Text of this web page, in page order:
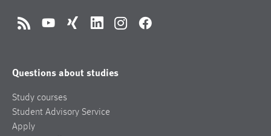
RSS YouTubeXing LinkedInInstagramFacebook
Questions about studies
Study courses
Student Advisory Service
Apply